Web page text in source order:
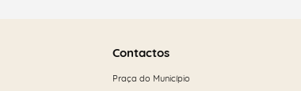
Contactos
Praça do Município